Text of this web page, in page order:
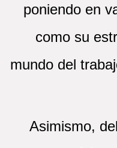
poniendo en
como su
mundo del
Asimismo,